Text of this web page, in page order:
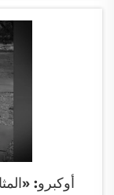
موزِّعي معدات
أوكبرو: